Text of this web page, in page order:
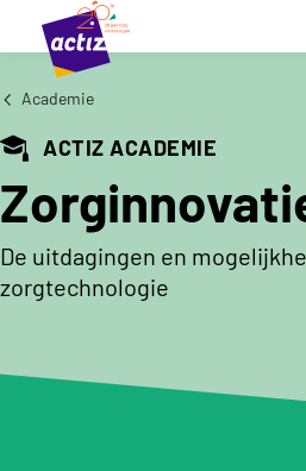
Naar hoofdinhoud
Naar menu
Naar de homepage
Academie
ACTIZ ACADEMIE
De uitdagingen en
zorgtechnologie